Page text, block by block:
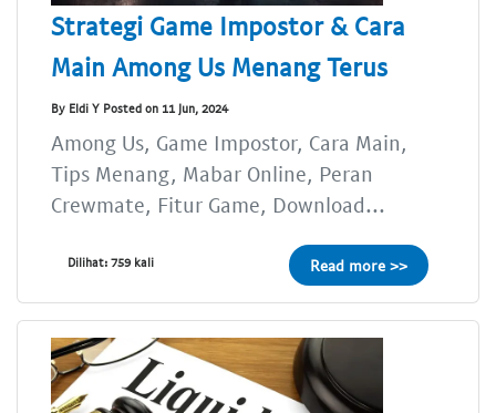
Strategi Game Impostor & Cara
Main Among Us Menang Terus
By Eldi Y Posted on 11 Jun, 2024
Among Us, Game Impostor, Cara Main,
Tips Menang, Mabar Online, Peran
Crewmate, Fitur Game, Download...
Dilihat: 759 kali Read more >>